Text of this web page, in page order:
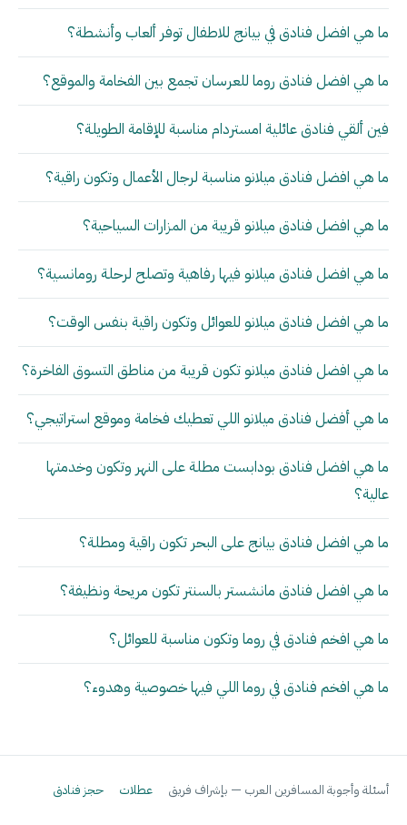
ما هي افضل فنادق في بيانج للاطفال توفر ألعاب وأنشطة؟
ما هي افضل فنادق روما للعرسان تجمع بين الفخامة والموقع؟
فين ألقي فنادق عائلية امستردام مناسبة للإقامة الطويلة؟
ما هي افضل فنادق ميلانو مناسبة لرجال الأعمال وتكون راقية؟
ما هي افضل فنادق ميلانو قريبة من المزارات السياحية؟
ما هي افضل فنادق ميلانو فيها رفاهية وتصلح لرحلة رومانسية؟
ما هي افضل فنادق ميلانو للعوائل وتكون راقية بنفس الوقت؟
ما هي افضل فنادق ميلانو تكون قريبة من مناطق التسوق الفاخرة؟
ما هي أفضل فنادق ميلانو اللي تعطيك فخامة وموقع استراتيجي؟
ما هي افضل فنادق بودابست مطلة على النهر وتكون وخدمتها
عالية؟
ما هي افضل فنادق بيانج على البحر تكون راقية ومطلة؟
ما هي افضل فنادق مانشستر بالسنتر تكون مريحة ونظيفة؟
ما هي افخم فنادق في روما وتكون مناسبة للعوائل؟
ما هي افخم فنادق في روما اللي فيها خصوصية وهدوء؟
أسئلة وأجوبة المسافرين العرب — بإشراف فريق عطلات حجز فنادق